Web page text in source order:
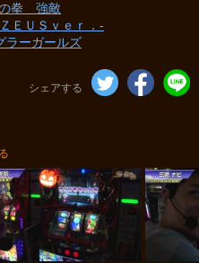
の拳 強敵
ＥＵＳｖｅｒ．-
ラーガールズ
シェアする